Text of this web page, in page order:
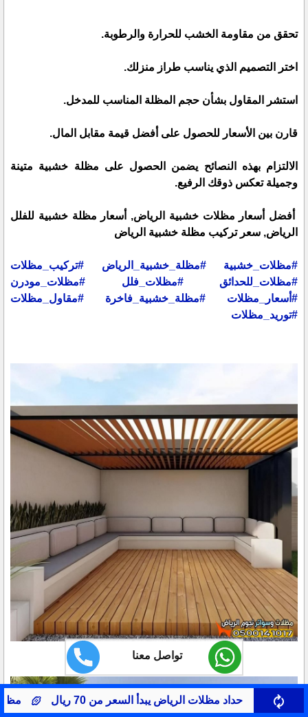
تواصل معنا
السعر من 70 ريال مظلات سيارات حي النرجس
تحقق من مقاومة الخشب للحرارة والرطوبة.
اختر التصميم الذي يناسب طراز منزلك.
استشر المقاول بشأن حجم المظلة المناسب للمدخل.
قارن بين الأسعار للحصول على أفضل قيمة مقابل المال.
الالتزام بهذه النصائح يضمن الحصول على مظلة خشبية متينة
وجميلة تعكس ذوقك الرفيع.
أفضل أسعار مظلات خشبية الرياض, أسعار مظلة خشبية للفلل
الرياض, سعر تركيب مظلة خشبية الرياض
#مظلات_خشبية #مظلة_خشبية_الرياض
#تركيب_مظلات
#مظلات_للحدائق
#مظلات_فلل
#مظلات_مودرن
#أسعار_مظلات
#مظلة_خشبية_فاخرة
#مقاول_مظلات
#توريد_مظلات